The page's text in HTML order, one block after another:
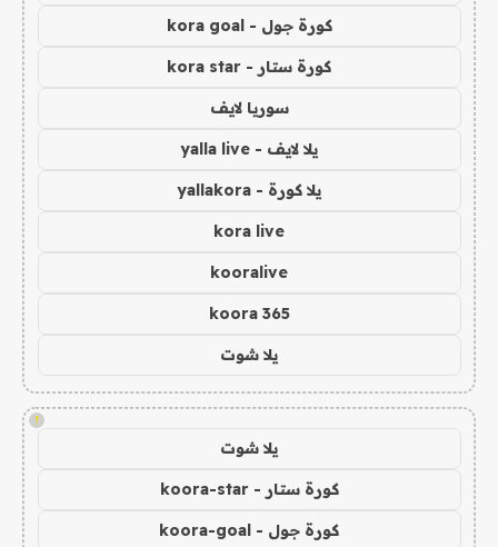
كورة جول - kora goal
كورة ستار - kora star
سوريا لايف
يلا لايف - yalla live
يلا كورة - yallakora
kora live
kooralive
koora 365
يلا شوت
!
يلا شوت
كورة ستار - koora-star
كورة جول - koora-goal